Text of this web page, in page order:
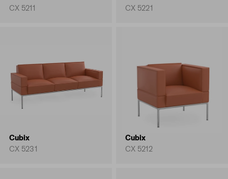
CX 5211
CX 5221
Cubix
CX 5231
Cubix
CX 5212